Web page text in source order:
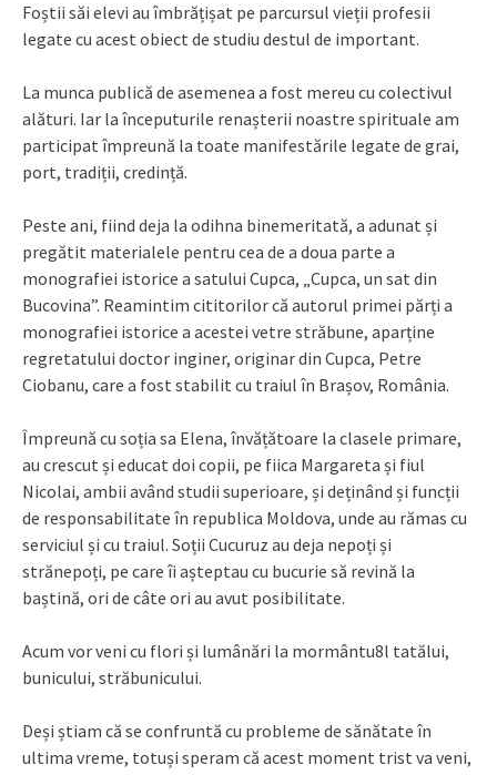
Foștii săi elevi au îmbrățișat pe parcursul vieții profesii
legate cu acest obiect de studiu destul de important.
La munca publică de asemenea a fost mereu cu colectivul
alături. Iar la începuturile renașterii noastre spirituale am
participat împreună la toate manifestările legate de grai,
port, tradiții, credință.
Peste ani, fiind deja la odihna binemeritată, a adunat și
pregătit materialele pentru cea de a doua parte a
monografiei istorice a satului Cupca, „Cupca, un sat din
Bucovina”. Reamintim cititorilor că autorul primei părți a
monografiei istorice a acestei vetre străbune, aparține
regretatului doctor inginer, originar din Cupca, Petre
Ciobanu, care a fost stabilit cu traiul în Brașov, România.
Împreună cu soția sa Elena, învățătoare la clasele primare,
au crescut și educat doi copii, pe fiica Margareta și fiul
Nicolai, ambii având studii superioare, și deținând și funcții
de responsabilitate în republica Moldova, unde au rămas cu
serviciul și cu traiul. Soții Cucuruz au deja nepoți și
strănepoți, pe care îi așteptau cu bucurie să revină la
baștină, ori de câte ori au avut posibilitate.
Acum vor veni cu flori și lumânări la mormântu8l tatălui,
bunicului, străbunicului.
Deși știam că se confruntă cu probleme de sănătate în
ultima vreme, totuși speram că acest moment trist va veni,